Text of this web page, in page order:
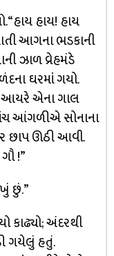
હાય! હાય
આગના ભડકાની
ઝાળ વ્રેહમંડે
ઘરમાં ગયો.
આયરે એના ગાલ
આંગળીએ સોનાના
છાપ ઊઠી આવી.
!”
છું.”
કાઢ્યો; અંદરથી
ગયેલું હતું.